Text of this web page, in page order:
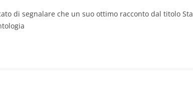
di segnalare che un suo ottimo racconto dal titolo Sta